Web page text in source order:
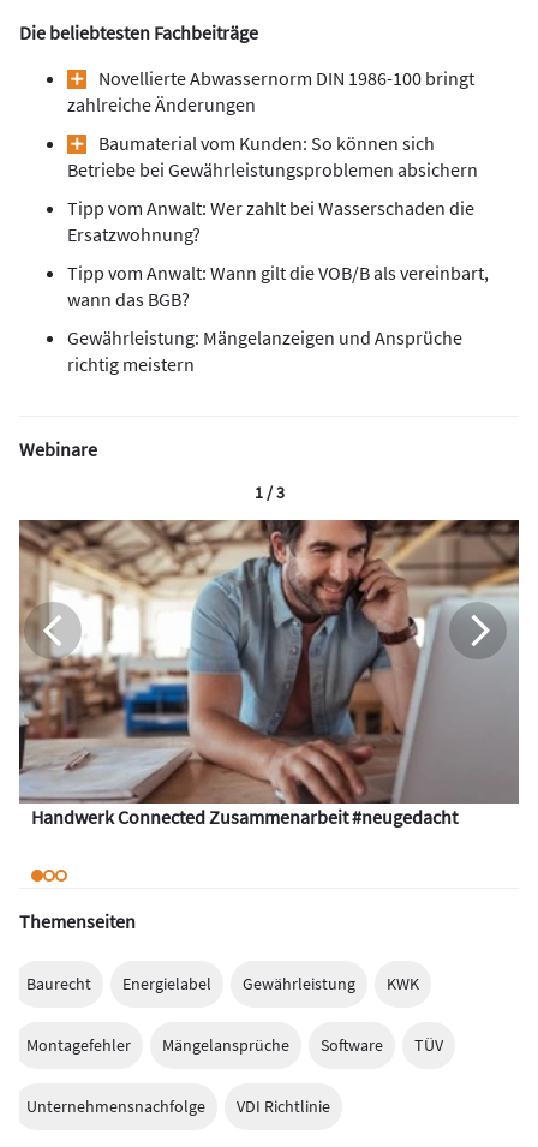
Die beliebtesten Fachbeiträge
Novellierte Abwassernorm DIN 1986-100 bringt
zahlreiche Änderungen
Baumaterial vom Kunden: So können sich
Betriebe bei Gewährleistungsproblemen absichern
Tipp vom Anwalt: Wer zahlt bei Wasserschaden die
Ersatzwohnung?
Tipp vom Anwalt: Wann gilt die VOB/B als vereinbart,
wann das BGB?
Gewährleistung: Mängelanzeigen und Ansprüche
richtig meistern
Webinare
Handwerk Connected Zusammenarbeit #neugedacht
1 / 3
Themenseiten
Baurecht Energielabel Gewährleistung KWK
Montagefehler Mängelansprüche Software TÜV
Unternehmensnachfolge VDI Richtlinie